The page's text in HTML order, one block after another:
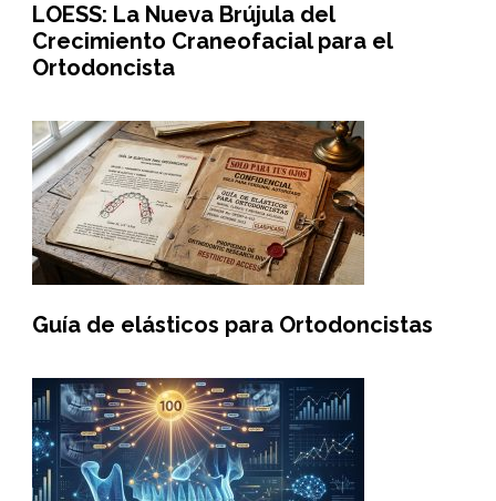
LOESS: La Nueva Brújula del
Crecimiento Craneofacial para el
Ortodoncista
Guía de elásticos para Ortodoncistas